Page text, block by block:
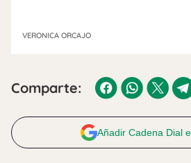
VERONICA ORCAJO
Comparte:
Añadir Cadena Dial